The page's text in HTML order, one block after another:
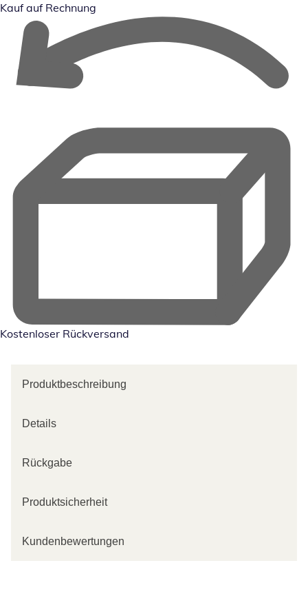
Kauf auf Rechnung
Kostenloser Rückversand
Produktbeschreibung
Details
Rückgabe
Produktsicherheit
Kundenbewertungen